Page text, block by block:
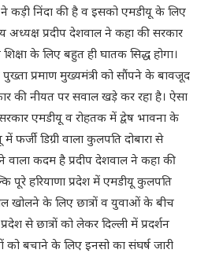
कड़ी निंदा की है व इसको एमडीयू के लिए
अध्यक्ष प्रदीप देशवाल ने कहा की सरकार
के लिए बहुत ही घातक सिद्ध होगा।
प्रमाण मुख्यमंत्री को सौंपने के बावजूद
की नीयत पर सवाल खड़े कर रहा है। ऐसा
सरकार एमडीयू व रोहतक में द्वेष भावना के
फर्जी डिग्री वाला कुलपति दोबारा से
वाला कदम है प्रदीप देशवाल ने कहा की
पूरे हरियाणा प्रदेश में एमडीयू कुलपति
खोलने के लिए छात्रों व युवाओं के बीच
से छात्रों को लेकर दिल्ली में प्रदर्शन
को बचाने के लिए इनसो का संघर्ष जारी